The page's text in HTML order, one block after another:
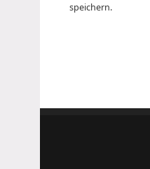
speichern.